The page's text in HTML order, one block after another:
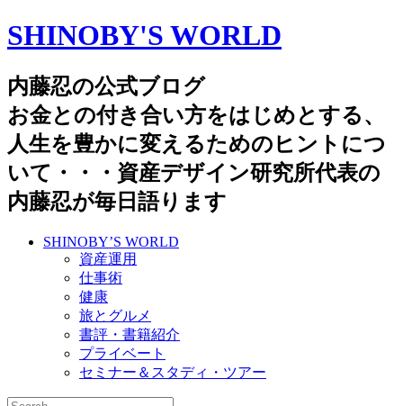
SHINOBY'S WORLD
内藤忍の公式ブログ
お金との付き合い方をはじめとする、
人生を豊かに変えるためのヒントにつ
いて・・・資産デザイン研究所代表の
内藤忍が毎日語ります
SHINOBY’S WORLD
資産運用
仕事術
健康
旅とグルメ
書評・書籍紹介
プライベート
セミナー＆スタディ・ツアー